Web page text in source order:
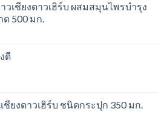
วเชียงดาวเฮิร์บ ผสมสมุนไพรบำรุง
ด 500 มก.
ดี
ชียงดาวเฮิร์บ ชนิดกระปุก 350 มก.